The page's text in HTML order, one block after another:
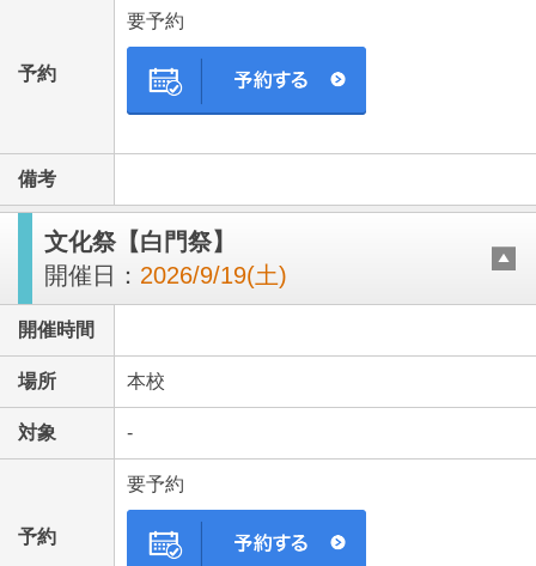
予約
要予約
備考
文化祭【白門祭】
開催日： 2026/9/19(土)
開催時間
場所 本校
対象 -
予約
要予約